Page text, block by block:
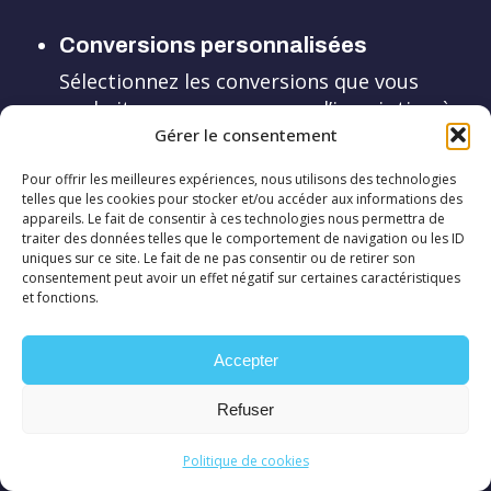
Gérer le consentement
Pour offrir les meilleures expériences, nous utilisons des technologies
telles que les cookies pour stocker et/ou accéder aux informations des
appareils. Le fait de consentir à ces technologies nous permettra de
traiter des données telles que le comportement de navigation ou les ID
uniques sur ce site. Le fait de ne pas consentir ou de retirer son
consentement peut avoir un effet négatif sur certaines caractéristiques
et fonctions.
Accepter
Refuser
Politique de cookies
Conversions personnalisées
Sélectionnez les conversions que vous
souhaitez mesurer, comme l’inscription à
un formulaire, un clic, etc.
Segments avancés
Créez des segments pour analyser des
groupes spécifiques d’utilisateurs
Analyse de la valeur client
Le rapport d’analyse de la valeur client
des utilisateurs de votre site Web.